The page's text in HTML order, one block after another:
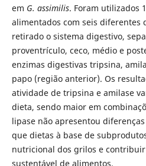
em G. assimilis. Foram utilizados
alimentados com seis diferentes
retirado o sistema digestivo,
proventrículo, ceco, médio e
enzimas digestivas tripsina,
papo (região anterior). Os
atividade de tripsina e amilase
dieta, sendo maior em
lipase não apresentou
que dietas à base de
nutricional dos grilos e
sustentável de alimentos.